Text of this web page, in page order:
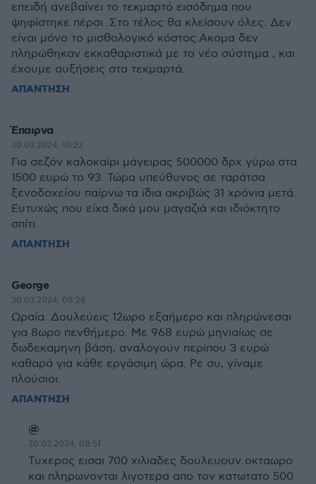
επειδή ανεβαίνει το τεκμαρτό εισόδημα που
ψηφίστηκε πέρσι .Στο τέλος θα κλείσουν όλες. Δεν
είναι μόνο το μισθολογικό κόστος.Ακομα δεν
πληρώθηκαν εκκαθαριστικά με το νέο σύστημα , και
έχουμε αυξήσεις στα τεκμαρτά.
ΑΠΑΝΤΗΣΗ
Έπαιρνα
30.03.2024, 10:22
Για σεζόν καλοκαίρι μάγειρας 500000 δρχ γύρω στα
1500 ευρώ το 93. Τώρα υπεύθυνος σε ταράτσα
ξενοδοχείου παίρνω τα ίδια ακριβώς 31 χρόνια μετά.
Ευτυχώς που είχα δικά μου μαγαζιά και ιδιόκτητο
σπίτι.
ΑΠΑΝΤΗΣΗ
George
30.03.2024, 08:28
Ωραία. Δουλεύεις 12ωρο εξαήμερο και πληρώνεσαι
για 8ωρο πενθήμερο. Με 968 ευρώ μηνιαίως σε
δωδεκαμηνη βάση, αναλογούν περίπου 3 ευρώ
καθαρά για κάθε εργάσιμη ώρα. Ρε συ, γίναμε
πλούσιοι.
ΑΠΑΝΤΗΣΗ
@
30.03.2024, 08:51
Τυχερος εισαι 700 χιλιαδες δουλευουν οκταωρο
και πληρωνονται λιγοτερα απο τον κατωτατο 500